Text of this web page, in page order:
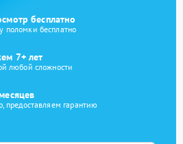
бесплатно
поломки бесплатно
7+ лет
любой сложности
предоставляем гарантию